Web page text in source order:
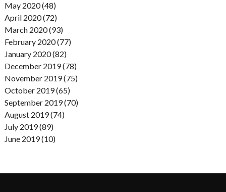
May 2020 (48)
April 2020 (72)
March 2020 (93)
February 2020 (77)
January 2020 (82)
December 2019 (78)
November 2019 (75)
October 2019 (65)
September 2019 (70)
August 2019 (74)
July 2019 (89)
June 2019 (10)